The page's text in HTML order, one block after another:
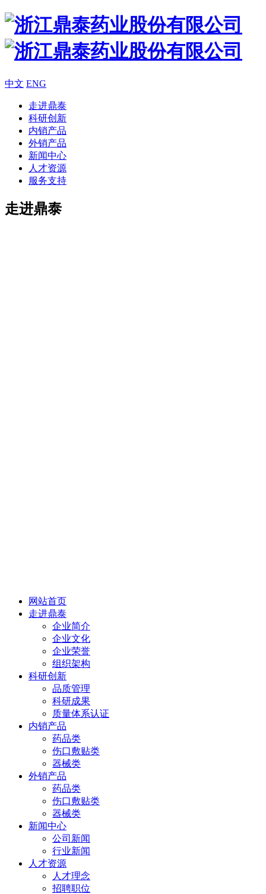
中文 ENG
走进鼎泰
科研创新
内销产品
外销产品
新闻中心
人才资源
服务支持
走进鼎泰
网站首页
走进鼎泰
企业简介
企业文化
企业荣誉
组织架构
科研创新
品质管理
科研成果
质量体系认证
内销产品
药品类
伤口敷贴类
器械类
外销产品
药品类
伤口敷贴类
器械类
新闻中心
公司新闻
行业新闻
人才资源
人才理念
招聘职位